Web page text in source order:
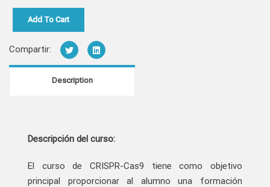
Add To Cart
Compartir:
Description
Descripción del curso:
El curso de CRISPR-Cas9 tiene como objetivo
principal proporcionar al alumno una formación